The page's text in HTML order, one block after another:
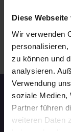
Diese
Wir verwenden
zu können und
analysieren.
Verwendung
soziale Medien,
Partner führen
weiteren Daten
Speed-